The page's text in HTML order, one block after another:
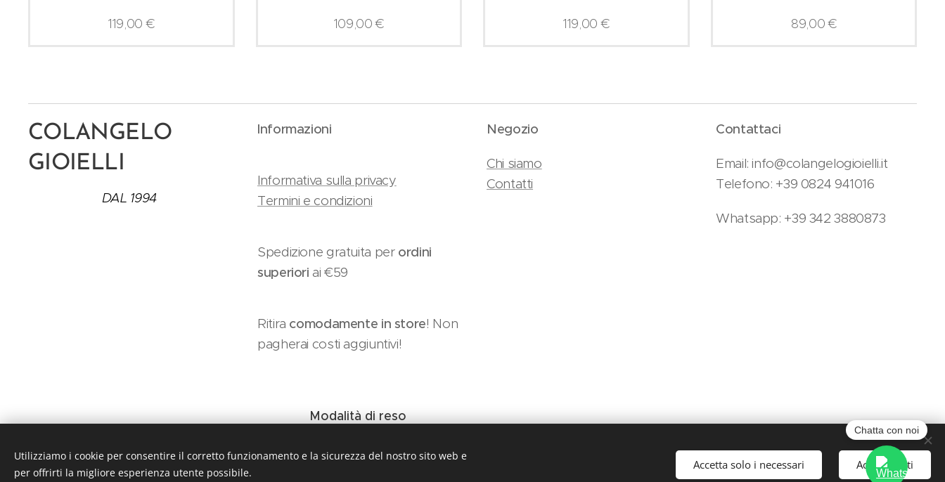
119,00 € 109,00€ 119,00 € 89,00€
COLANGELO
GIOIELLI
DAL 1994
Informazioni
Informativa sulla privacy
Termini e condizioni
Spedizione gratuita perordini
superiori ai €59
Ritira comodamente in store! Non
pagherai costi aggiuntivi!
Modalità di reso
Negozio
Chi siamo
Contatti
Contattaci
Email: info@colangelogioielli.it
Telefono: +39 0824 941016
Whatsapp: +39 342 3880873
Utilizziamo i cookie per consentire il corretto funzionamento e la sicurezza del nostro sito web e
per offrirti la migliore esperienza utente possibile.
Accetta solo i necessari Accetta tutti
Chatta con noi